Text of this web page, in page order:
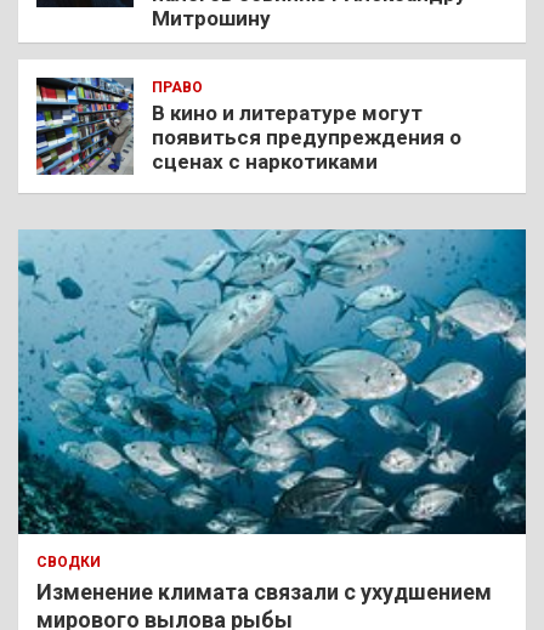
Митрошину
ПРАВО
В кино и литературе могут
появиться предупреждения о
сценах с наркотиками
СВОДКИ
Изменение климата связали с ухудшением
мирового вылова рыбы